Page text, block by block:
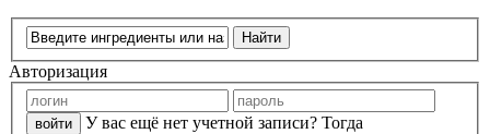
Авторизация
У вас ещё нет учетной записи? Тогда